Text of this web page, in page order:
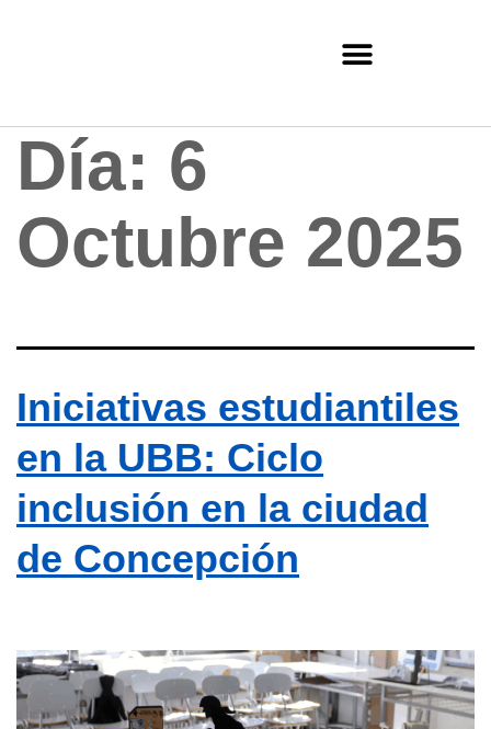
Día: 6
Octubre 2025
Iniciativas estudiantiles
en la UBB: Ciclo
inclusión en la ciudad
de Concepción